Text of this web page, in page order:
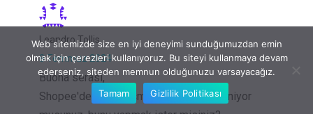
Leandro Tollis
8 Temmuz 2024
Buona serası,
Shopee'de bir görüşme yapmakla ilgileniyor
Web sitemizde size en iyi deneyimi sunduğumuzdan emin
olmak için çerezleri kullanıyoruz. Bu siteyi kullanmaya devam
ederseniz, siteden memnun olduğunuzu varsayacağız.
Tamam
Gizlilik Politikası